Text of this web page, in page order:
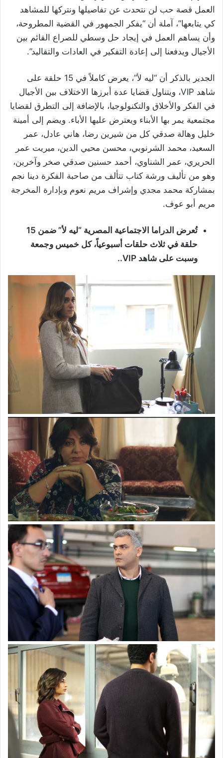
العمل قصة حب لن نتحدث عن تفاصيلها ونتركها للمشاهد
كي يتابعها”، آملة أن “يفكر الجمهور في القضية المطروحة،
وأن يساهم العمل في إيجاد حل وسطي للصراع القائم بين
الأجيال ويدفعنا إلى إعادة التفكير في العادات والتقاليد”.
الجدير بالذكر أن “ليه لأ”، يعرض كاملاً في 15 حلقة على
شاهد VIP، ويتناول قضايا عدة أبرزها الاختلاف بين الأجيال
في الفكر والأخلاق والتكنولوجيا، بالإضافة إلى التطرق لقضايا
مجتمعية يمر بها الأبناء ويعترض عليها الأباء. ويضم إلى أمينة
خليل وهالة صدقي كل من شيرين رضا، هاني عادل، عمر
السعيد، محمد الشرنوبي، محسن محيي الدين، ميريت عمر
الحريري، عمر الشناوي، أحمد حسنين صدقي صخر وآخرين،
وهو من تأليف ورشة كتاب تتألف من صاحبة الفكرة دينا نجم
بمشاركة محمد مجدي وإشراف مريم نعوم وبإدارة المخرجة
مريم أبو عوف.
تُعرض الدراما الاجتماعية المصرية “ليه لأ” ضمن 15
حلقة في ثلاث حلقات أسبوعياً، كل خميس وجمعة
وسبت على شاهد VIP
..